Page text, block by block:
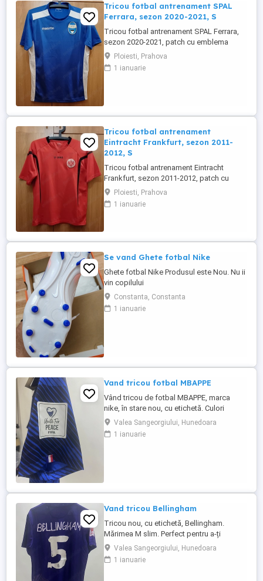
Tricou fotbal antrenament SPAL
Ferrara, sezon 2020-2021, S
Tricou fotbal antrenament SPAL Ferrara,
sezon 2020-2021, patch cu emblema
clubului, purtat o singura data Marime: S
Dimensiuni (cm): Maneci 22, Umeri 39,
Latime 48, Lungime 66 Marca: Macron
Ploiesti, Prahova
1 ianuarie
Tricou fotbal antrenament
Eintracht Frankfurt, sezon 2011-
2012, S
Tricou fotbal antrenament Eintracht
Frankfurt, sezon 2011-2012, patch cu
emblema brodata, purtat o singura data.
Marime: S Dimensiuni (cm): Maneci 22,
Umeri 44, Latime 48, Lungime 62 Marca:
Ploiesti, Prahova
1 ianuarie
Se vand Ghete fotbal Nike
Ghete fotbal Nike Produsul este Nou. Nu ii
vin copilului
Constanta, Constanta
1 ianuarie
Vand tricou fotbal MBAPPE
Vând tricou de fotbal MBAPPE, marca
nike, în stare nou, cu etichetă. Culori
variate. Mărimea M . Din cauza unora care
comanda si apoi nu ridica coletele, fiind
nevoit apoi să plătesc eu transportul,
Valea Sangeorgiului, Hunedoara
1 ianuarie
Vand tricou Bellingham
Tricou nou, cu etichetă, Bellingham.
Mărimea M slim. Perfect pentru a-ți
completa ținuta sport. Cumpără acum și
bucură-te de confortul și stilul său! Din
cauza unora care comanda si apoi nu
Valea Sangeorgiului, Hunedoara
1 ianuarie